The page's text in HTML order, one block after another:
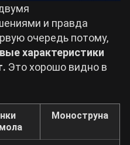
и правда
очередь потому,
характеристики
Это хорошо видно в
Моноструна